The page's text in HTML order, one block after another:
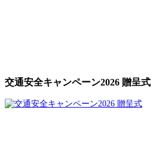
交通安全キャンペーン2026 贈呈式